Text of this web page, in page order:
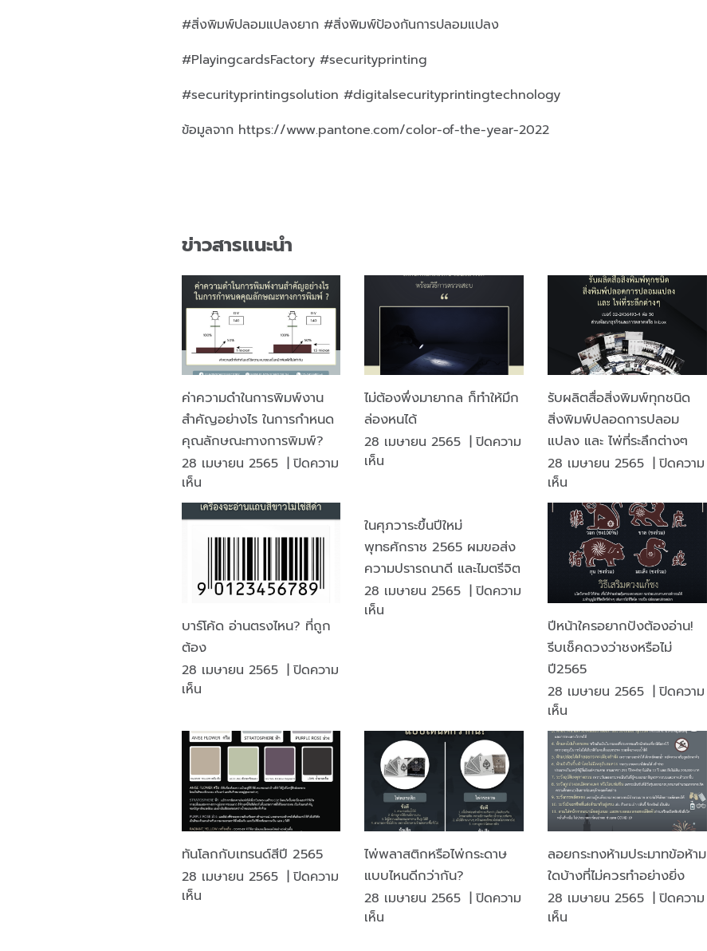
#สิ่งพิมพ์ปลอมแปลงยาก #สิ่งพิมพ์ป้องกันการปลอมแปลง
#PlayingcardsFactory #securityprinting
#securityprintingsolution #digitalsecurityprintingtechnology
ข้อมูลจาก https://www.pantone.com/color-of-the-year-2022
ข่าวสารแนะนำ
ค่าความดำในการพิมพ์งาน
สำคัญอย่างไร ในการกำหนด
คุณลักษณะทางการพิมพ์?
28 เมษายน 2565
ปิดความ
เห็นบน
ค่า
ความ
ดำ
การ
พิมพ์
งาน
สำคัญ
อย่างไร
ใน
การ
คุณลักษณะ
ทางการ
พิมพ์?
ไม่ต้องพึ่งมายากล ก็ทำให้มึก
ล่องหนได้
28 เมษายน 2565
ปิดความ
เห็น
พึ่ง
มายากล
ก็
ทำให้
มึก
รับผลิตสื่อสิ่งพิมพ์ทุกชนิด
สิ่งพิมพ์ปลอดการปลอม
แปลง และ ไพ่ที่ระลึกต่างๆ
28 เมษายน 2565
ปิดความ
เห็นบน
รับ
ผลิต
สื่อ
สิ่ง
พิมพ์
ทุก
ชนิด
สิ่ง
พิมพ์
ปลอด
การ
ปลอม
แปลง
และ
ไพ่
ที่
ระลึก
ต่างๆ
บาร์โค้ด อ่านตรงไหน? ที่ถูก
ต้อง
28 เมษายน 2565 | ปิดความ
เห็นบน
โค้ด
อ่าน
ไหน?
ที่
ถูก
ในศุภวาระขึ้นปีใหม่
พุทธศักราช 2565 ผมขอส่ง
ความปรารถนาดี และไมตรีจิต
28 เมษายน 2565
ปิดความ
เห็น
พุทธศักราช
2565
ผม
ขอ
ส่ง
ปรารถนา
ดี
และ
ปีหน้าใครอยากปังต้องอ่าน!
รีบเช็คดวงว่าชงหรือไม่
ปี2565
28 เมษายน 2565 | ปิดความ
เห็นบน
ปี
หน้า
ใคร
อยาก
ปัง
ต้อง
รีบ
เช็ค
ดวง
ว่า
ทันโลกกับเทรนด์สีปี 2565
28 เมษายน 2565 | ปิดความ
เห็นบน
ไพ่พลาสติกหรือไพ่กระดาษ
แบบไหนดีกว่ากัน?
28 เมษายน 2565 | ปิดความ
เห็น
ลอยกระทงห้ามประมาทข้อห้าม
ใดบ้างที่ไม่ควรทำอย่างยิ่ง
28 เมษายน 2565 | ปิดความ
เห็นบน